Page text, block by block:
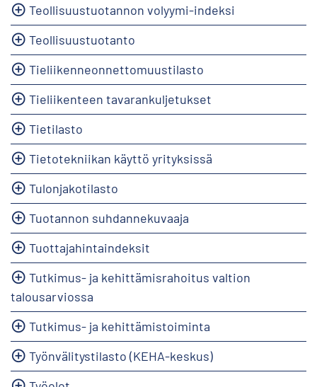
Teollisuustuotannon volyymi-indeksi
Teollisuustuotanto
Tieliikenneonnettomuustilasto
Tieliikenteen tavarankuljetukset
Tietilasto
Tietotekniikan käyttö yrityksissä
Tulonjakotilasto
Tuotannon suhdannekuvaaja
Tuottajahintaindeksit
Tutkimus- ja kehittämisrahoitus valtion
talousarviossa
Tutkimus- ja kehittämistoiminta
Työnvälitystilasto (KEHA-keskus)